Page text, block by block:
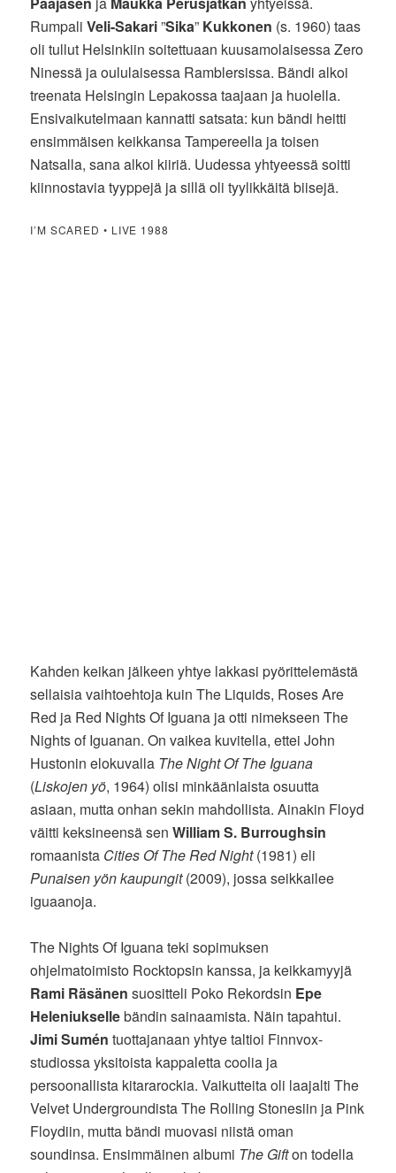
RumpaliVeli-Sakari”Sika” Kukkonen (s. 1960) taas
oli tullut Helsinkiin soitettuaan kuusamolaisessa Zero
Ninessä ja oululaisessa Ramblersissa. Bändi alkoi
treenata Helsingin Lepakossa taajaan ja huolella.
Ensivaikutelmaan kannatti satsata: kun bändi heitti
ensimmäisen keikkansa Tampereella ja toisen
Natsalla, sana alkoi kiiriä. Uudessa yhtyeessä soitti
kiinnostavia tyyppejä ja sillä oli tyylikkäitä biisejä.
I’M SCARED • LIVE 1988
Kahden keikan jälkeen yhtye lakkasi pyörittelemästä
sellaisia vaihtoehtoja kuin The Liquids, Roses Are
Red ja Red Nights Of Iguana ja otti nimekseen The
Nights of Iguanan. On vaikea kuvitella, ettei John
Hustonin elokuvalla The Night Of The Iguana
(Liskojen yö, 1964) olisi minkäänlaista osuutta
asiaan, mutta onhan sekin mahdollista. Ainakin Floyd
väitti keksineensä senWilliam S. Burroughsin
romaanista Cities Of The Red Night(1981) eli
Punaisen yön kaupungit(2009), jossa seikkailee
iguaanoja.
The Nights Of Iguana teki sopimuksen
ohjelmatoimisto Rocktopsin kanssa, ja keikkamyyjä
Rami Räsänen suositteli Poko Rekordsin Epe
Heleniuksellebändin sainaamista. Näin tapahtui.
Jimi Sumén tuottajanaan yhtye taltioi Finnvox-
studiossa yksitoista kappaletta coolia ja
persoonallista kitararockia. Vaikutteita oli laajalti The
Velvet Undergroundista The Rolling Stonesiin ja Pink
Floydiin, mutta bändi muovasi niistä oman
soundinsa. Ensimmäinen albumi The Gifton todella